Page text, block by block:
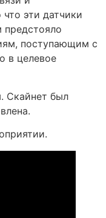
эти датчики
предстояло
поступающим с
в целевое
Скайнет был